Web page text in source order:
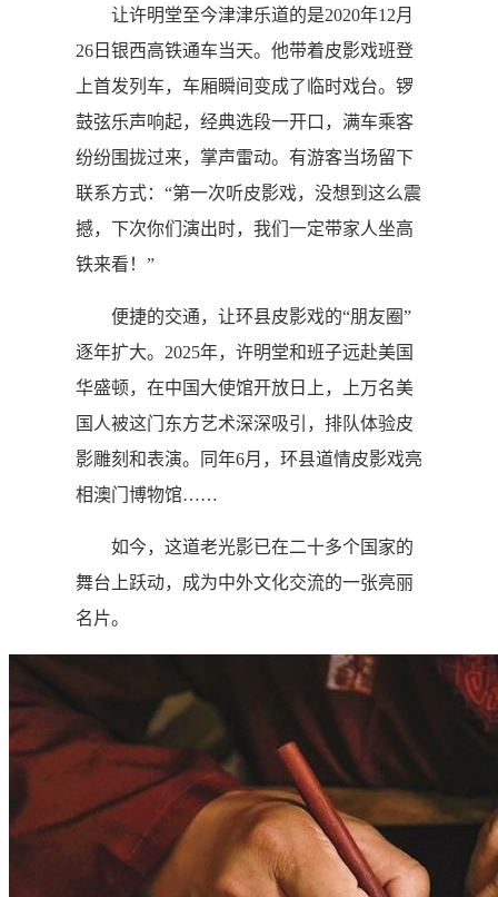
让许明堂至今津津乐道的是2020年12月
26日银西高铁通车当天。他带着皮影戏班登
上首发列车，车厢瞬间变成了临时戏台。锣
鼓弦乐声响起，经典选段一开口，满车乘客
纷纷围拢过来，掌声雷动。有游客当场留下
联系方式：“第一次听皮影戏，没想到这么震
撼，下次你们演出时，我们一定带家人坐高
铁来看！”
便捷的交通，让环县皮影戏的“朋友圈”
逐年扩大。2025年，许明堂和班子远赴美国
华盛顿，在中国大使馆开放日上，上万名美
国人被这门东方艺术深深吸引，排队体验皮
影雕刻和表演。同年6月，环县道情皮影戏亮
相澳门博物馆……
如今，这道老光影已在二十多个国家的
舞台上跃动，成为中外文化交流的一张亮丽
名片。